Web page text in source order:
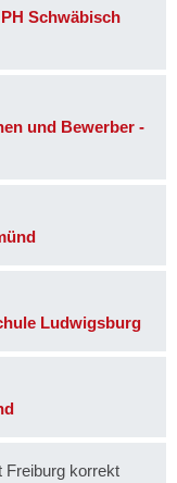
Schwäbisch
und Bewerber -
Ludwigsburg
Freiburg korrekt